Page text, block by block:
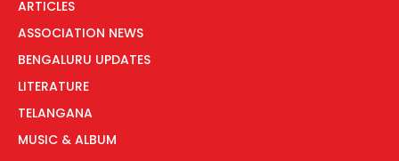
ARTICLES
ASSOCIATION NEWS
BENGALURU UPDATES
LITERATURE
TELANGANA
MUSIC & ALBUM